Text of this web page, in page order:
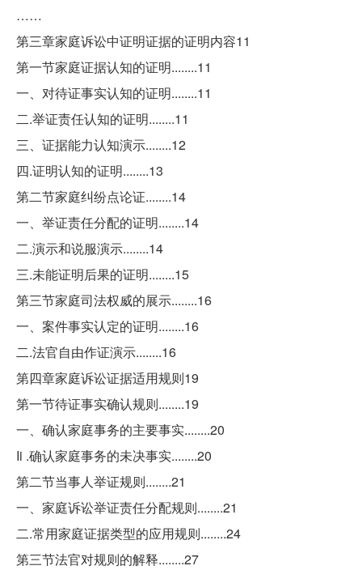
……
第三章家庭诉讼中证明证据的证明内容11
第一节家庭证据认知的证明........11
一、对待证事实认知的证明........11
二.举证责任认知的证明........11
三、证据能力认知演示........12
四.证明认知的证明........13
第二节家庭纠纷点论证........14
一、举证责任分配的证明........14
二.演示和说服演示........14
三.未能证明后果的证明........15
第三节家庭司法权威的展示........16
一、案件事实认定的证明........16
二.法官自由作证演示........16
第四章家庭诉讼证据适用规则19
第一节待证事实确认规则........19
一、确认家庭事务的主要事实........20
Ii .确认家庭事务的未决事实........20
第二节当事人举证规则........21
一、家庭诉讼举证责任分配规则........21
二.常用家庭证据类型的应用规则........24
第三节法官对规则的解释........27